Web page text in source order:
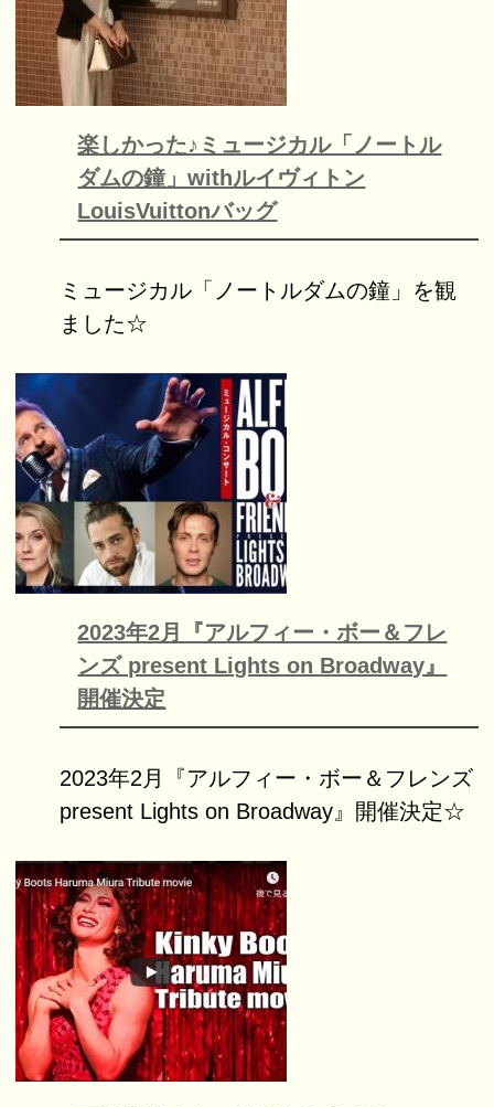
楽しかった♪ミュージカル「ノートル
ダムの鐘」withルイヴィトン
LouisVuittonバッグ
ミュージカル「ノートルダムの鐘」を観
ました☆
2023年2月『アルフィー・ボー＆フレ
ンズ present Lights on Broadway』
開催決定
2023年2月『アルフィー・ボー＆フレンズ
present Lights on Broadway』開催決定☆